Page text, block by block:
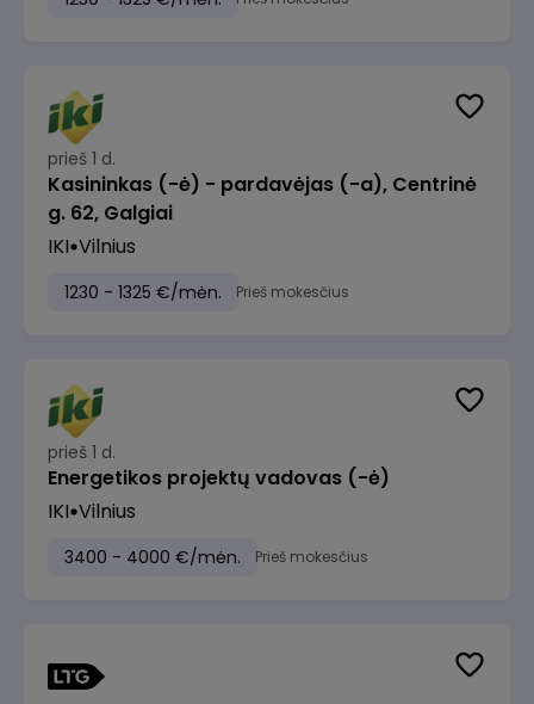
prieš 1 d.
Kasininkas (-ė) - pardavėjas (-a), Centrinė
g. 62, Galgiai
IKI Vilnius
1230 - 1325 €/mėn. Prieš mokesčius
prieš 1 d.
Energetikos projektų vadovas (-ė)
IKI Vilnius
3400 - 4000 €/mėn. Prieš mokesčius